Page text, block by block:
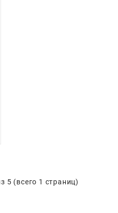
5 (всего 1 страниц)